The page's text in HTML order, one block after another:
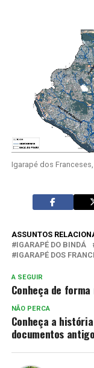
Igarapé dos
ASSUNTOS
IGARAPÉ DO BINDÁ
IGARAPÉ DOS
A SEGUIR
Conheça de
NÃO PERCA
Conheça a
documentos